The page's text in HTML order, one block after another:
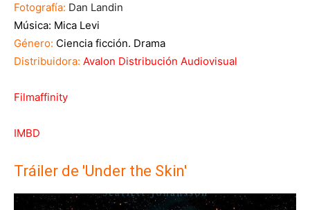
Fotografía: Dan Landin
Música: Mica Levi
Género: Ciencia ficción. Drama
Distribuidora: Avalon Distribución Audiovisual
Filmaffinity
IMBD
Tráiler de 'Under the Skin'